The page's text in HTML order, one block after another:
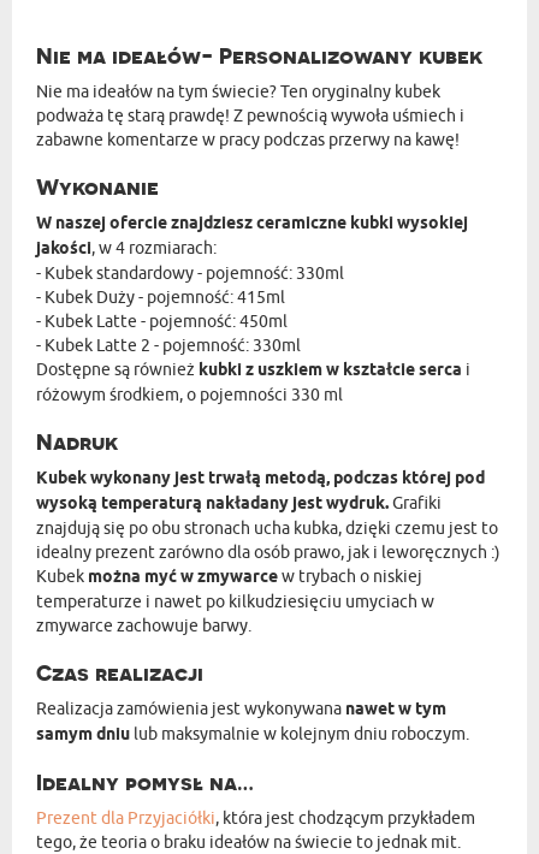
Nie ma ideałów- Personalizowany kubek
Nie ma ideałów na tym świecie? Ten oryginalny kubek
podważa tę starą prawdę! Z pewnością wywoła uśmiech i
zabawne komentarze w pracy podczas przerwy na kawę!
Wykonanie
W naszej ofercie znajdziesz ceramiczne kubki wysokiej
jakości, w 4 rozmiarach:
- Kubek standardowy - pojemność: 330ml
- Kubek Duży - pojemność: 415ml
- Kubek Latte - pojemność: 450ml
- Kubek Latte 2 - pojemność: 330ml
Dostępne są również kubki z uszkiem w kształcie serca i
różowym środkiem, o pojemności 330 ml
Nadruk
Kubek wykonany jest trwałą metodą, podczas której pod
wysoką temperaturą nakładany jest wydruk.Grafiki
znajdują się po obu stronach ucha kubka, dzięki czemu jest to
idealny prezent zarówno dla osób prawo, jak i leworęcznych :)
Kubek można myć w zmywarcew trybach o niskiej
temperaturze i nawet po kilkudziesięciu umyciach w
zmywarce zachowuje barwy.
Czas realizacji
Realizacja zamówienia jest wykonywana nawet w tym
samym dniu lub maksymalnie w kolejnym dniu roboczym.
Idealny pomysł na…
Prezent dla Przyjaciółki, która jest chodzącym przykładem
tego, że teoria o braku ideałów na świecie to jednak mit.